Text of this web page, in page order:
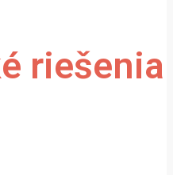
riešenia